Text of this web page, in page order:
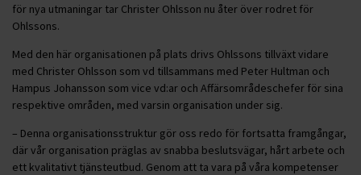
för nya utmaningar tar Christer Ohlsson nu åter över rodret för
Ohlssons.
Med den här organisationen på plats drivs Ohlssons tillväxt vidare
med Christer Ohlsson som vd tillsammans med Peter Hultman och
Hampus Johansson som vice vd:ar och Affärsområdeschefer för sina
respektive områden, med varsin organisation under sig.
– Denna organisationsstruktur gör oss redo för fortsatta framgångar,
där vår organisation präglas av snabba beslutsvägar, hårt arbete och
ett kvalitativt tjänsteutbud. Genom att ta vara på våra kompetenser